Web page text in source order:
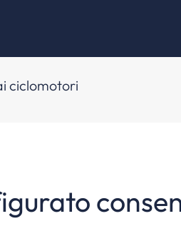
ciclomotori